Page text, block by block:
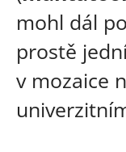
mohl dál
prostě
v mozaice